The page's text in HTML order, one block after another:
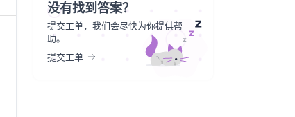
没有找到答案？
提交工单，我们会尽快为你提供帮
助。
提交工单